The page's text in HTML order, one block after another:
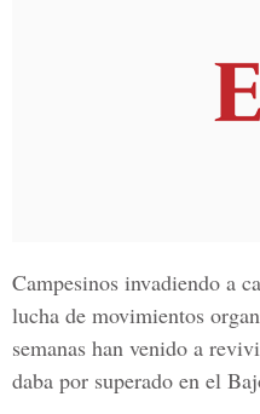
Campesinos invadiendo a
lucha de movimientos
semanas han venido a
daba por superado en el